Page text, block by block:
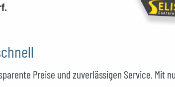
Preise und zuverlässigen Service. Mit